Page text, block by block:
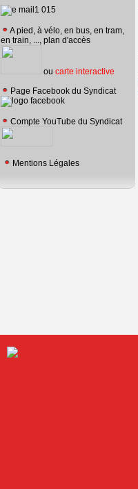
A pied, à vélo, en bus, en tram,
en train, ..., plan d'accès
ou carte interactive
Page Facebook du Syndicat
Compte YouTube du Syndicat
Mentions Légales